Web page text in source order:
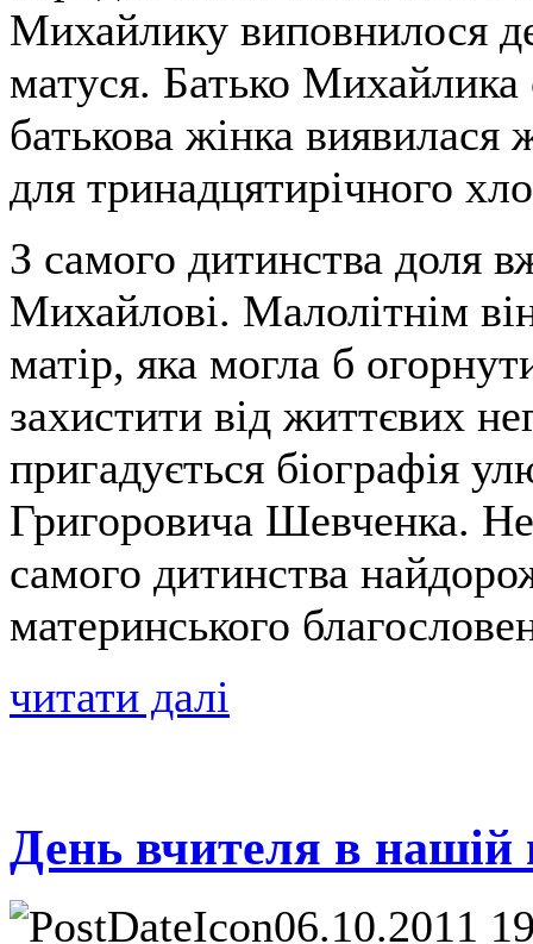
Михайлику виповнилося
матуся. Батько Михайлика
батькова жінка
для тринадцятирічного
З самого дитинства доля
Михайлові. Малолітнім
матір, яка могла б
захистити від життєвих
пригадується біографія
Григоровича Шевченка.
самого дитинства
материнського
читати далі
День вчителя в нашій
06.10.2011